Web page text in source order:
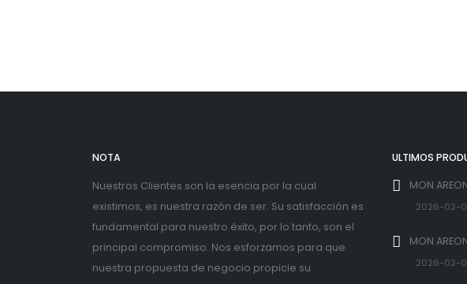
NOTA
Nuestros Clientes son la esencia por la cual
existimos, es nuestra razón de ser. Su satisfacción es
fundamental para nuestro éxito, por lo tanto, son el
principal compromiso. Nos esforzamos para que
nuestra propuesta de negocio propicie su
ULTIMOS
MON
2026-02-
MON
2026-02-